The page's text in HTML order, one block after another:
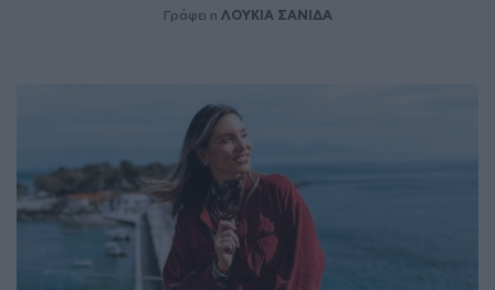
Γράφει η ΛΟΥΚΙΑ ΣΑΝΙΔΑ